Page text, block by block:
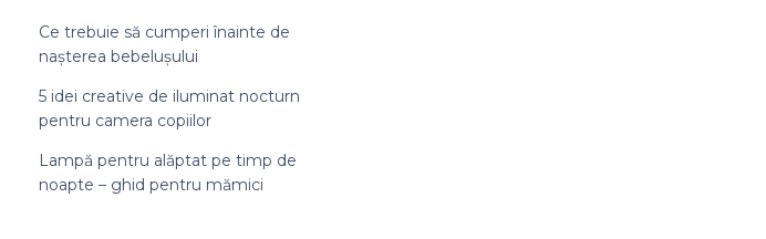
Ce trebuie să cumperi înainte de
nașterea bebelușului
5 idei creative de iluminat nocturn
pentru camera copiilor
Lampă pentru alăptat pe timp de
noapte – ghid pentru mămici